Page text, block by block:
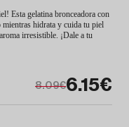
Esta gelatina bronceadora con
mientras hidrata y cuida tu piel
irresistible. ¡Dale a tu
6.15€
8.09€